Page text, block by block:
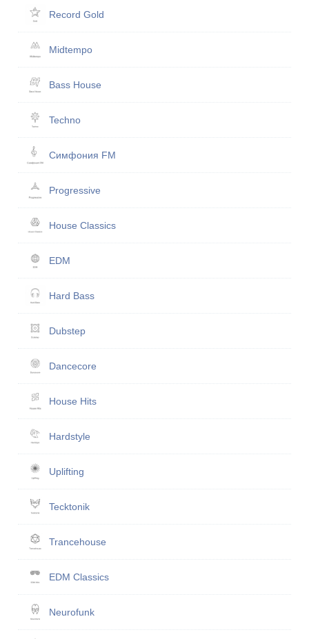
Record Gold
Midtempo
Bass House
Techno
Симфония FM
Progressive
House Classics
EDM
Hard Bass
Dubstep
Dancecore
House Hits
Hardstyle
Uplifting
Tecktonik
Trancehouse
EDM Classics
Neurofunk